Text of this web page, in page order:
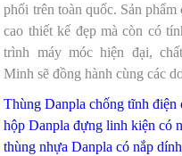
phối trên toàn quốc. Sản
cao thiết kế đẹp mà còn có
trình máy móc hiện đại,
Minh sẽ đồng hành cùng các
Thùng Danpla chống tĩnh điện
hộp Danpla đựng linh kiện có
thùng nhựa Danpla có nắp